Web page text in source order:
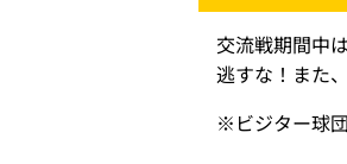
交流戦期間中
逃すな！また
※ ビジター球